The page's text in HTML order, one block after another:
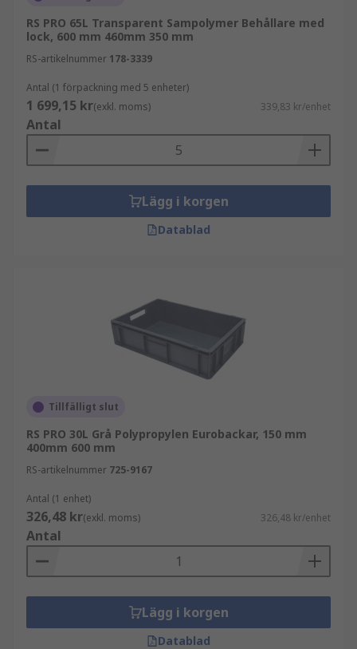
RS PRO 65L Transparent Sampolymer Behållare med
lock, 600 mm 460mm 350 mm
RS-artikelnummer 178-3339
Antal (1 förpackning med 5 enheter)
1 699,15 kr(exkl. moms) 339,83 kr/enhet
Antal
Lägg i korgen
Datablad
Tillfälligt slut
RS PRO 30L Grå Polypropylen Eurobackar, 150 mm
400mm 600 mm
RS-artikelnummer 725-9167
Antal (1 enhet)
326,48 kr(exkl. moms) 326,48 kr/enhet
Antal
Lägg i korgen
Datablad